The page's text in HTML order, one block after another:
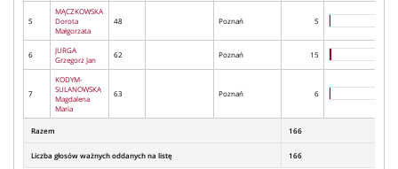
5
MĄCZKOWSKA
Dorota
Małgorzata
48 Poznań 5
6
JURGA
Grzegorz Jan
62 Poznań 15
7
KODYM-
SULANOWSKA
Magdalena
Maria
63 Poznań 6
Razem 166
Liczba głosów ważnych oddanych na listę 166